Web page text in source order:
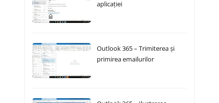
aplicației
Outlook 365 – Trimiterea și
primirea emailurilor